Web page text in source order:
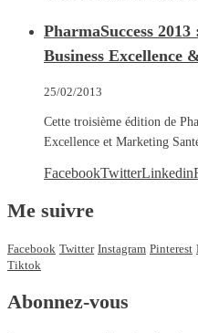
PharmaSuccess
Business Excellence
25/02/2013
Cette troisième édition de
Excellence et Marketing
FacebookTwitterLinkedin
Me suivre
Facebook Twitter Instagram Pinterest
Tiktok
Abonnez-vous